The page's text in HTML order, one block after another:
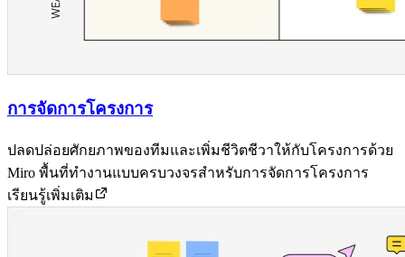
การจัดการโครงการ
ปลดปล่อยศักยภาพของทีมและเพิ่มชีวิตชีวาให้กับโครงการด้วย
Miro พื้นที่ทำงานแบบครบวงจรสำหรับการจัดการโครงการ
เรียนรู้เพิ่มเติม